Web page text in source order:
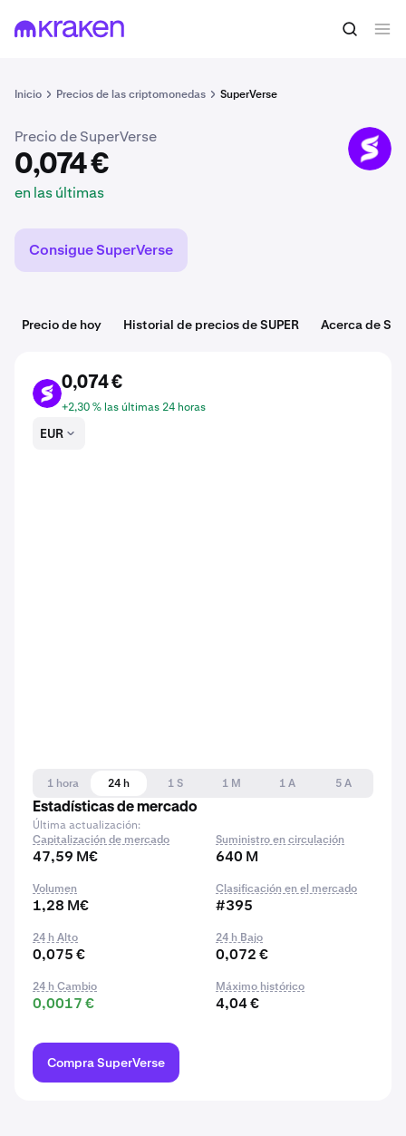
Inicio Precios de las criptomonedas SuperVerse
0,074 € Comprar SUPER
Precio de SuperVerse
0,074 €
en las últimas
SUPER
Consigue SuperVerse
Precio de hoy Historial de precios de SUPER Acerca de
SUPER
0,074 €
+2,30 % las últimas 24 horas
EUR
1 hora 24 h 1 S 1 M 1 A
5 A
Estadísticas de mercado
Última actualización:
Capitalización de mercado
47,59 M€
Suministro en circulación
640 M
Volumen
1,28 M€
Clasificación en el mercado
#395
24 h Alto
0,075 €
24 h Bajo
0,072 €
24 h Cambio
0,0017 €
Máximo histórico
4,04 €
Compra SuperVerse